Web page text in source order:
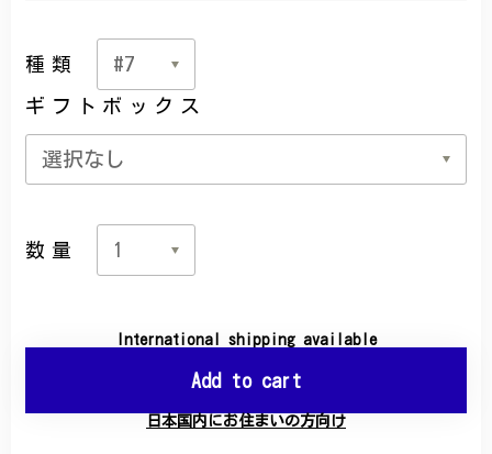
種類
ギフトボックス
数量
International shipping available
Add to cart
日本国内にお住まいの方向け